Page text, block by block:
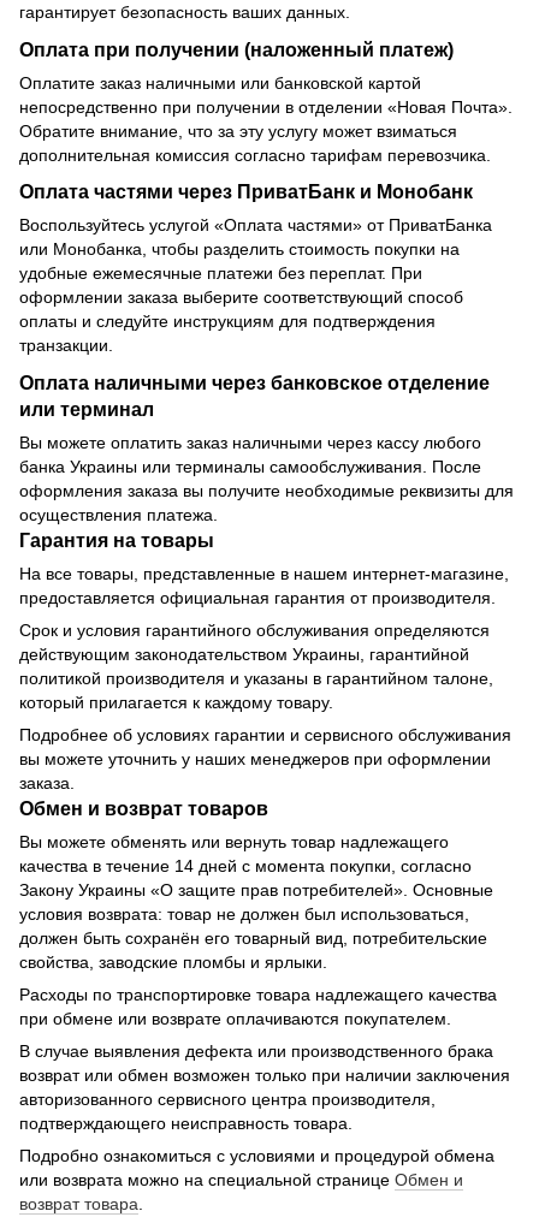
гарантирует безопасность ваших данных.
Оплата при получении (наложенный платеж)
Оплатите заказ наличными или банковской картой
непосредственно при получении в отделении «Новая Почта».
Обратите внимание, что за эту услугу может взиматься
дополнительная комиссия согласно тарифам перевозчика.
Оплата частями через ПриватБанк и Монобанк
Воспользуйтесь услугой «Оплата частями» от ПриватБанка
или Монобанка, чтобы разделить стоимость покупки на
удобные ежемесячные платежи без переплат. При
оформлении заказа выберите соответствующий способ
оплаты и следуйте инструкциям для подтверждения
транзакции.
Оплата наличными через банковское отделение
или терминал
Вы можете оплатить заказ наличными через кассу любого
банка Украины или терминалы самообслуживания. После
оформления заказа вы получите необходимые реквизиты для
осуществления платежа.
Гарантия на товары
На все товары, представленные в нашем интернет-магазине,
предоставляется официальная гарантия от производителя.
Срок и условия гарантийного обслуживания определяются
действующим законодательством Украины, гарантийной
политикой производителя и указаны в гарантийном талоне,
который прилагается к каждому товару.
Подробнее об условиях гарантии и сервисного обслуживания
вы можете уточнить у наших менеджеров при оформлении
заказа.
Обмен и возврат товаров
Вы можете обменять или вернуть товар надлежащего
качества в течение 14 дней с момента покупки, согласно
Закону Украины «О защите прав потребителей». Основные
условия возврата: товар не должен был использоваться,
должен быть сохранён его товарный вид, потребительские
свойства, заводские пломбы и ярлыки.
Расходы по транспортировке товара надлежащего качества
при обмене или возврате оплачиваются покупателем.
В случае выявления дефекта или производственного брака
возврат или обмен возможен только при наличии заключения
авторизованного сервисного центра производителя,
подтверждающего неисправность товара.
Подробно ознакомиться с условиями и процедурой обмена
или возврата можно на специальной странице Обмен и
возврат товара.